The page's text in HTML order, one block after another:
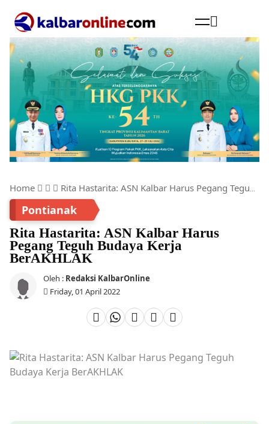
Cari
Home Rita Hastarita: ASN Kalbar Harus Pegang Teguh Budaya Kerja BerAKHLAK
Pontianak
Rita Hastarita: ASN Kalbar Harus
Pegang Teguh Budaya Kerja
BerAKHLAK
Oleh : Redaksi KalbarOnline
Friday, 01 April 2022